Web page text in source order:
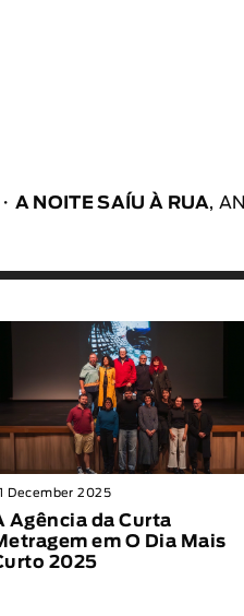
A NOITE SAÍU À RUA,
December 2025
Agência da Curta
em O Dia Mais
2025